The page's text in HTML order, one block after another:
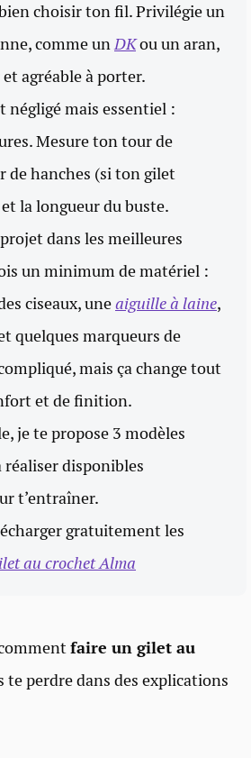
choisir ton fil. Privilégie un
comme unDKou un aran,
agréable à porter.
négligé mais essentiel :
Mesure ton tour de
hanches (si ton gilet
la longueur du buste.
dans les meilleures
un minimum de matériel :
ciseaux, uneaiguille à laine,
quelques marqueurs de
mais ça change tout
et de finition.
je te propose 3 modèles
réaliser disponibles
t’entraîner.
gratuitement les
au crochet Alma
faire un gilet au
te perdre dans des explications